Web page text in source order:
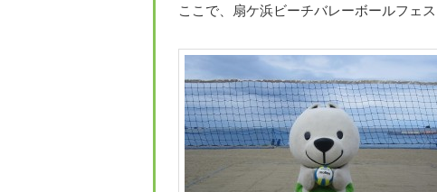
ここで、扇ケ浜ビーチバレーボールフェ